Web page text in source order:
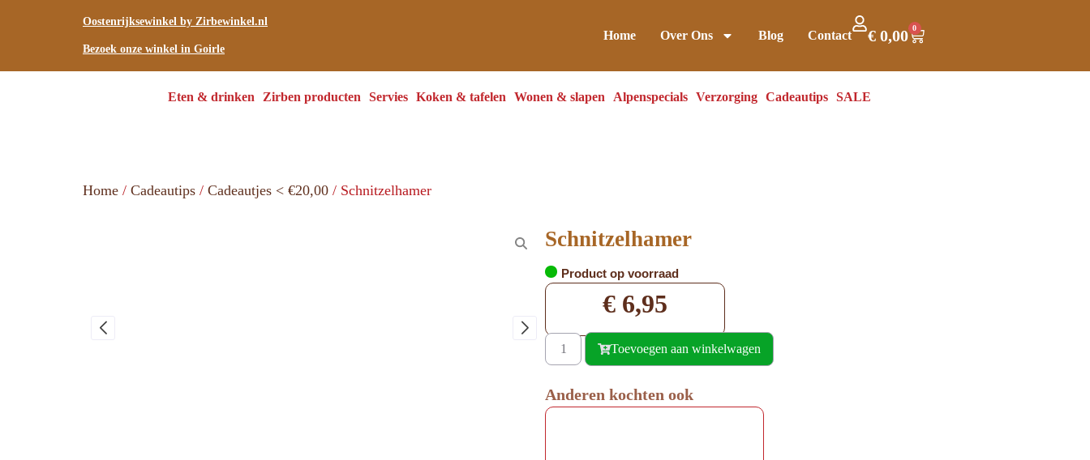
Oostenrijksewinkel by Zirbewinkel.nl
Bezoek onze winkel in Goirle
Home Over Ons Blog Contact €0,00 0
Eten & drinken Zirben producten Servies Koken & tafelen Wonen & slapen Alpenspecials Verzorging Cadeautips SALE
Home / Cadeautips / Cadeautjes < €20,00 / Schnitzelhamer
Schnitzelhamer
Product op voorraad
€ 6,95
Toevoegen aan winkelwagen
Anderen kochten ook